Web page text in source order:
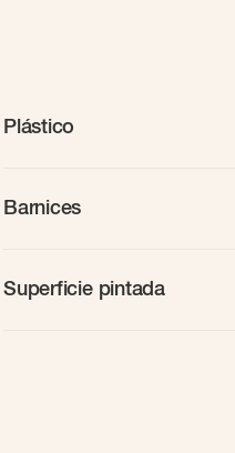
Plástico
Barnices
Superficie pintada